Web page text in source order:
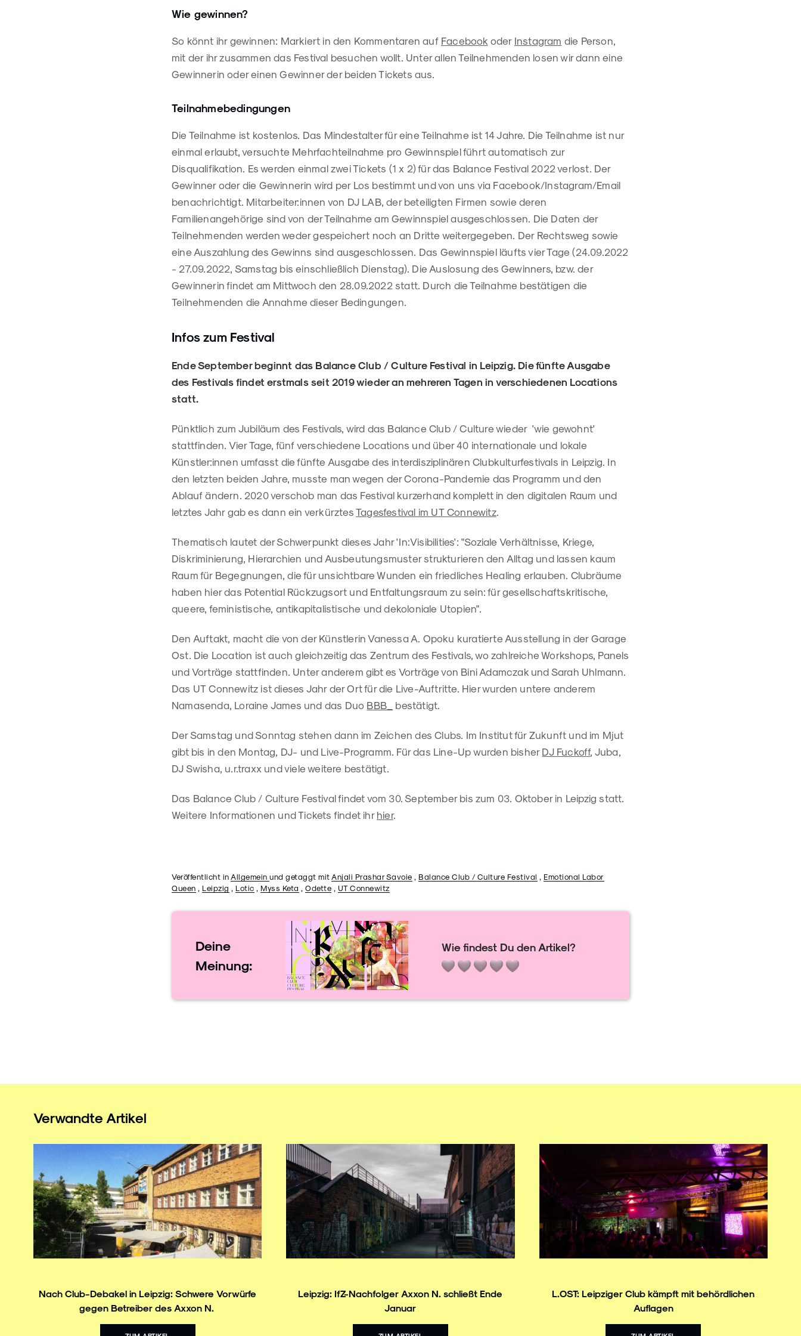
Wie gewinnen?
So könnt ihr gewinnen: Markiert in den Kommentaren auf Facebook oder Instagram die Person,
mit der ihr zusammen das Festival besuchen wollt. Unter allen Teilnehmenden losen wir dann eine
Gewinnerin oder einen Gewinner der beiden Tickets aus.
Teilnahmebedingungen
Die Teilnahme ist kostenlos. Das Mindestalter für eine Teilnahme ist 14 Jahre. Die Teilnahme ist nur
einmal erlaubt, versuchte Mehrfachteilnahme pro Gewinnspiel führt automatisch zur
Disqualifikation. Es werden einmal zwei Tickets (1 x 2) für das Balance Festival 2022 verlost. Der
Gewinner oder die Gewinnerin wird per Los bestimmt und von uns via Facebook/Instagram/Email
benachrichtigt. Mitarbeiter:innen von DJ LAB, der beteiligten Firmen sowie deren
Familienangehörige sind von der Teilnahme am Gewinnspiel ausgeschlossen. Die Daten der
Teilnehmenden werden weder gespeichert noch an Dritte weitergegeben. Der Rechtsweg sowie
eine Auszahlung des Gewinns sind ausgeschlossen. Das Gewinnspiel läufts vier Tage (24.09.2022
- 27.09.2022, Samstag bis einschließlich Dienstag). Die Auslosung des Gewinners, bzw. der
Gewinnerin findet am Mittwoch den 28.09.2022 statt. Durch die Teilnahme bestätigen die
Teilnehmenden die Annahme dieser Bedingungen.
Infos zum Festival
Ende September beginnt das Balance Club / Culture Festival in Leipzig. Die fünfte Ausgabe
des Festivals findet erstmals seit 2019 wieder an mehreren Tagen in verschiedenen Locations
statt.
Pünktlich zum Jubiläum des Festivals, wird das Balance Club / Culture wieder 'wie gewohnt'
stattfinden. Vier Tage, fünf verschiedene Locations und über 40 internationale und lokale
Künstler:innen umfasst die fünfte Ausgabe des interdisziplinären Clubkulturfestivals in Leipzig. In
den letzten beiden Jahre, musste man wegen der Corona-Pandemie das Programm und den
Ablauf ändern. 2020 verschob man das Festival kurzerhand komplett in den digitalen Raum und
letztes Jahr gab es dann ein verkürztesTagesfestival im UT Connewitz.
Thematisch lautet der Schwerpunkt dieses Jahr 'In:Visibilities': "Soziale Verhältnisse, Kriege,
Diskriminierung, Hierarchien und Ausbeutungsmuster strukturieren den Alltag und lassen kaum
Raum für Begegnungen, die für unsichtbare Wunden ein friedliches Healing erlauben. Clubräume
haben hier das Potential Rückzugsort und Entfaltungsraum zu sein: für gesellschaftskritische,
queere, feministische, antikapitalistische und dekoloniale Utopien".
Den Auftakt, macht die von der Künstlerin Vanessa A. Opoku kuratierte Ausstellung in der Garage
Ost. Die Location ist auch gleichzeitig das Zentrum des Festivals, wo zahlreiche Workshops, Panels
und Vorträge stattfinden. Unter anderem gibt es Vorträge von Bini Adamczak und Sarah Uhlmann.
Das UT Connewitz ist dieses Jahr der Ort für die Live-Auftritte. Hier wurden untere anderem
Namasenda, Loraine James und das Duo BBB_ bestätigt.
Der Samstag und Sonntag stehen dann im Zeichen des Clubs. Im Institut für Zukunft und im Mjut
gibt bis in den Montag, DJ- und Live-Programm. Für das Line-Up wurden bisher DJ Fuckoff, Juba,
DJ Swisha, u.r.traxx und viele weitere bestätigt.
Das Balance Club / Culture Festival findet vom 30. September bis zum 03. Oktober in Leipzig statt.
Weitere Informationen und Tickets findet ihr hier.
Veröffentlicht in Allgemein und getaggt mit Anjali Prashar Savoie , Balance Club / Culture Festival , Emotional Labor
Queen , Leipzig , Lotic , Myss Keta , Odette , UT Connewitz
Deine
Meinung:
Wie findest Du den Artikel?
Verwandte Artikel
Nach Club-Debakel in Leipzig: Schwere Vorwürfe
gegen Betreiber des Axxon N.
Leipzig: IfZ-Nachfolger Axxon N. schließt Ende
Januar
L.OST: Leipziger Club kämpft mit behördlichen
Auflagen